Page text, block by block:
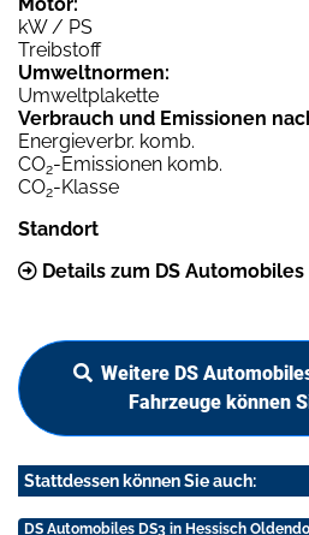
kW / PS
Treibstoff
Umweltnormen:
Umweltplakette
Verbrauch und Emissionen
Energieverbr. komb.
CO2-Emissionen komb.
CO2-Klasse
Standort
Details zum DS Automobiles
Weitere DS
Fahrzeuge können
Stattdessen können Sie auch:
DS Automobiles DS3 in Hessisch